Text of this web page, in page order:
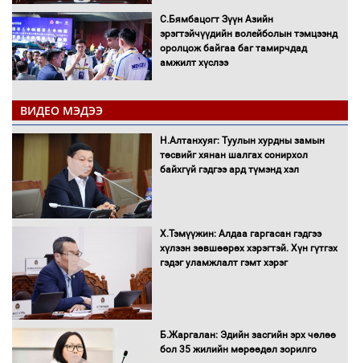
С.Бямбацогт Зүүн Азийн
эрэгтэйчүүдийн волейболын тэмцээнд
оролцож байгаа баг тамирчдад
амжилт хүслээ
Автобензин, дизель түлшний онцгой
албан татварыг тэглэлээ
Санхүүгийн хэмнэлтийн горимд эрүүл
мэндийн салбар хамаарахгүй
Нөөцийн махны худалдаа,
борлуулалтыг нээлттэй ил тод
ВИДЕО МЭДЭЭ
Н.Алтанхуяг: Туулын хурдны замын
төсвийг хянан шалгах сонирхол
байхгүй гэдгээ ард түмэнд хэл
Х.Тэмүүжин: Алдаа гаргасан гэдгээ
хүлээн зөвшөөрөх хэрэгтэй. Хүн гүтгэх
гэдэг уламжлалт гэмт хэрэг
Б.Жаргалан: Эдийн засгийн эрх чөлөө
бол 35 жилийн мөрөөдөл зорилго